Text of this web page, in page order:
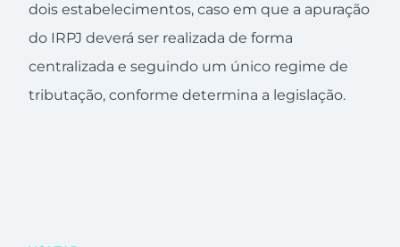
dois estabelecimentos, caso em que a apuração
do IRPJ deverá ser realizada de forma
centralizada e seguindo um único regime de
tributação, conforme determina a legislação.